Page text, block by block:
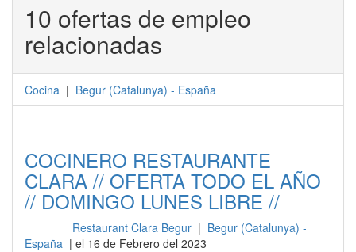
10 ofertas de empleo
relacionadas
Cocina | Begur (Catalunya) - España
COCINERO RESTAURANTE
CLARA // OFERTA TODO EL AÑO
// DOMINGO LUNES LIBRE //
Restaurant Clara Begur | Begur (Catalunya) -
España | el 16 de Febrero del 2023